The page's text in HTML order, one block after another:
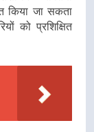
किया जा सकता
को प्रशिक्षित